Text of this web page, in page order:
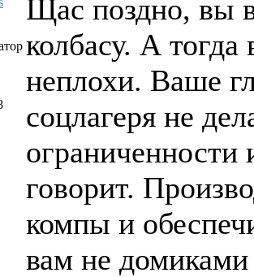
Щас поздно, вы
колбасу. А
неплохи. Ваше
соцлагеря не
говорит.
компы и
вам не домиками